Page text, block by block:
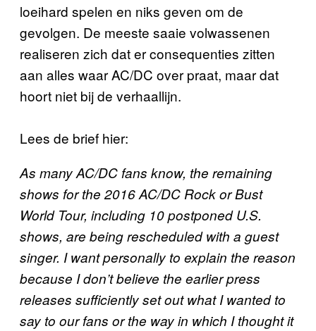
loeihard spelen en niks geven om de
gevolgen. De meeste saaie volwassenen
realiseren zich dat er consequenties zitten
aan alles waar AC/DC over praat, maar dat
hoort niet bij de verhaallijn.
Lees de brief hier:
As many AC/DC fans know, the remaining
shows for the 2016 AC/DC Rock or Bust
World Tour, including 10 postponed U.S.
shows, are being rescheduled with a guest
singer. I want personally to explain the reason
because I don’t believe the earlier press
releases sufficiently set out what I wanted to
say to our fans or the way in which I thought it